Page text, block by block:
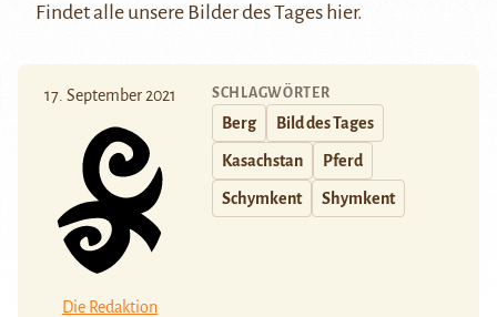
Findet alle unsere Bilder des Tages hier.
17. September 2021
Die Redaktion
SCHLAGWÖRTER
Berg Bild des Tages
Kasachstan Pferd
Schymkent Shymkent